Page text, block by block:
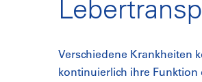
Verschiedene Krankheiten
kontinuierlich ihre Funktion